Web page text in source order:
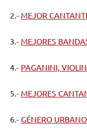
2.- MEJOR
3.- MEJORES
4.- PAGANINI,
5.- MEJORES
6.- GÉNERO